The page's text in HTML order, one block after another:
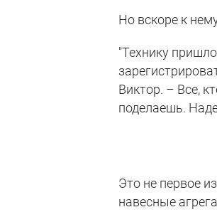
Но вскоре к
"Технику
Виктор. – Все,
поделаешь.
Это не первое
навесные